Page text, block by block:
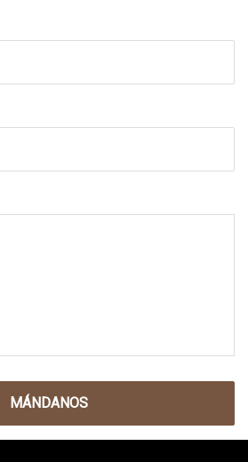
MÁNDANOS